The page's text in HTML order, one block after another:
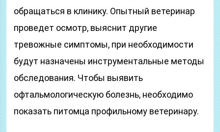
обращаться в клинику. Опытный ветеринар
проведет осмотр, выяснит другие
тревожные симптомы, при необходимости
будут назначены инструментальные методы
обследования. Чтобы выявить
офтальмологическую болезнь, необходимо
показать питомца профильному ветеринару.